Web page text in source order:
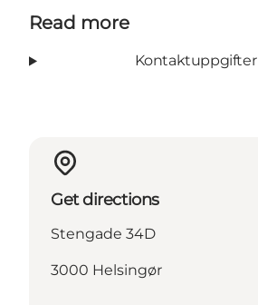
Read more
Kontaktuppgifter
Get directions
Stengade 34D
3000 Helsingør